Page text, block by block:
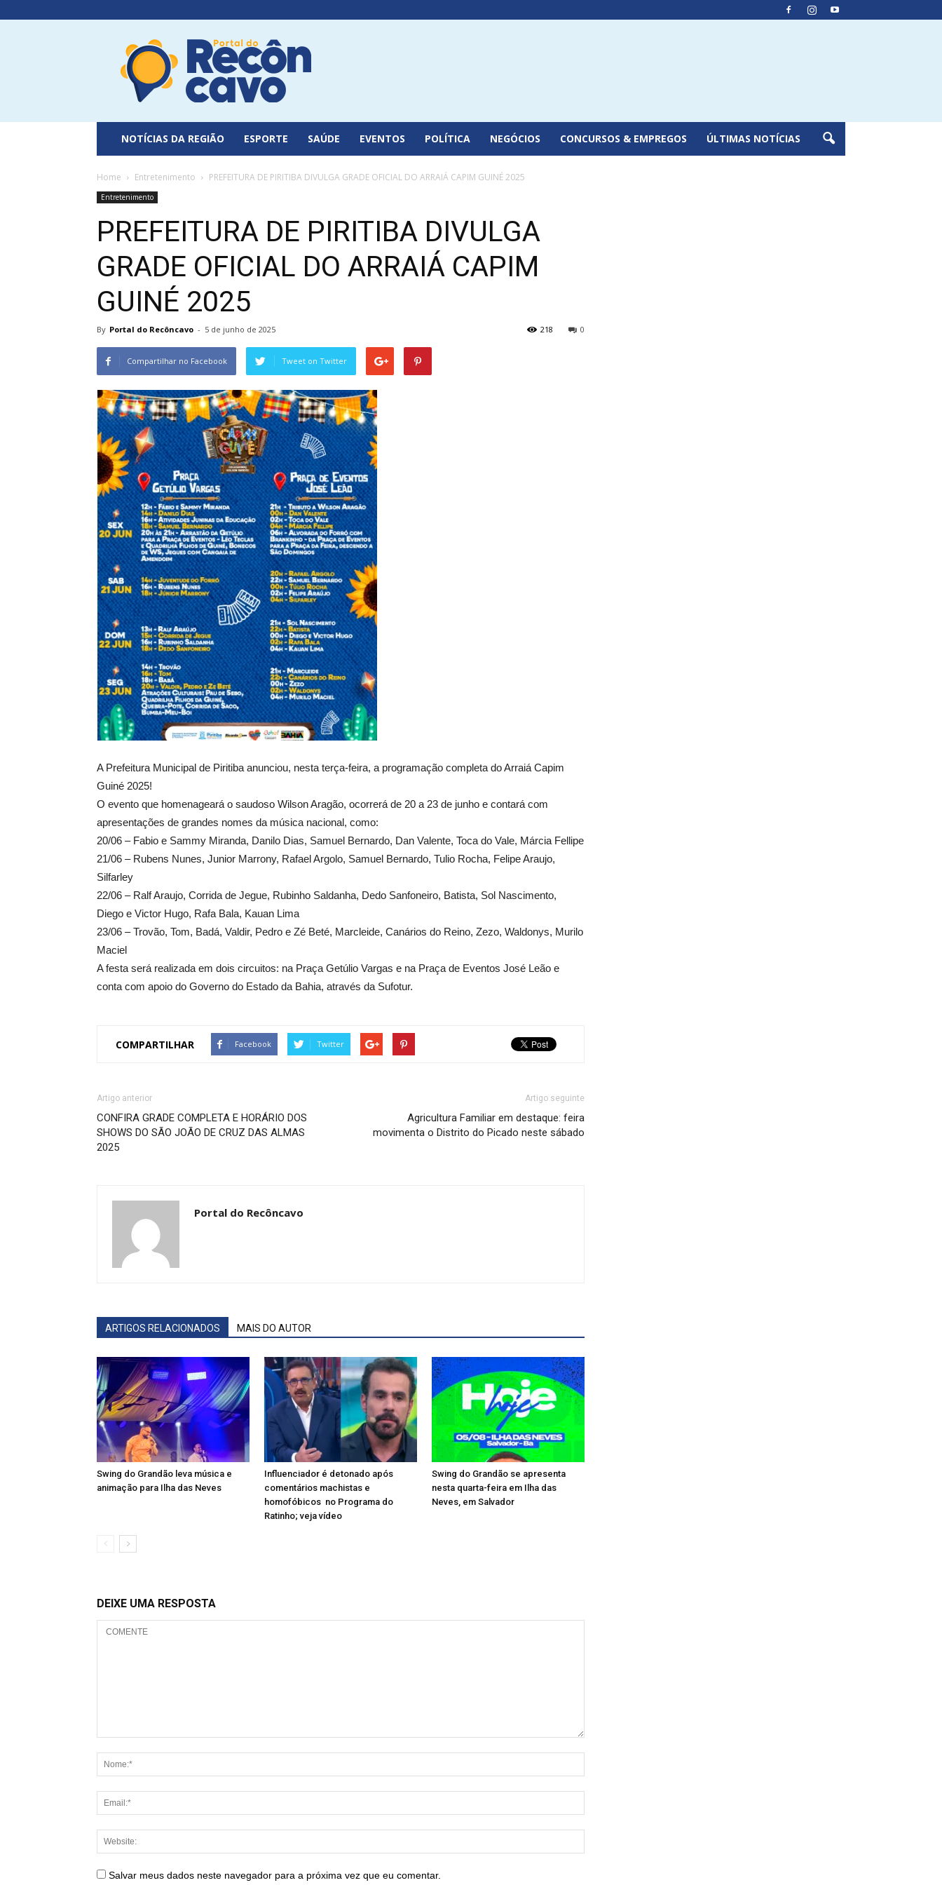
Portal
do
Recôncavo
NOTÍCIAS DA REGIÃO ESPORTE SAÚDE EVENTOS POLÍTICA NEGÓCIOS CONCURSOS & EMPREGOS ÚLTIMAS NOTÍCIAS
Home Entretenimento PREFEITURA DE PIRITIBA DIVULGA GRADE OFICIAL DO ARRAIÁ CAPIM GUINÉ 2025
Entretenimento
PREFEITURA DE PIRITIBA DIVULGA
GRADE OFICIAL DO ARRAIÁ CAPIM
GUINÉ 2025
By Portal do Recôncavo - 5 de junho de 2025 0
218
Compartilhar no Facebook Tweet on Twitter
A Prefeitura Municipal de Piritiba anunciou, nesta terça-feira, a programação completa do Arraiá Capim
Guiné 2025!
O evento que homenageará o saudoso Wilson Aragão, ocorrerá de 20 a 23 de junho e contará com
apresentações de grandes nomes da música nacional, como:
20/06 – Fabio e Sammy Miranda, Danilo Dias, Samuel Bernardo, Dan Valente, Toca do Vale, Márcia Fellipe
21/06 – Rubens Nunes, Junior Marrony, Rafael Argolo, Samuel Bernardo, Tulio Rocha, Felipe Araujo,
Silfarley
22/06 – Ralf Araujo, Corrida de Jegue, Rubinho Saldanha, Dedo Sanfoneiro, Batista, Sol Nascimento,
Diego e Victor Hugo, Rafa Bala, Kauan Lima
23/06 – Trovão, Tom, Badá, Valdir, Pedro e Zé Beté, Marcleide, Canários do Reino, Zezo, Waldonys, Murilo
Maciel
A festa será realizada em dois circuitos: na Praça Getúlio Vargas e na Praça de Eventos José Leão e
conta com apoio do Governo do Estado da Bahia, através da Sufotur.
COMPARTILHAR Facebook Twitter
Artigo anterior
CONFIRA GRADE COMPLETA E HORÁRIO DOS
SHOWS DO SÃO JOÃO DE CRUZ DAS ALMAS
2025
Artigo seguinte
Agricultura Familiar em destaque: feira
movimenta o Distrito do Picado neste sábado
Portal do Recôncavo
ARTIGOS RELACIONADOS MAIS DO AUTOR
Swing do Grandão leva música e
animação para Ilha das Neves
Influenciador é detonado após
comentários machistas e
homofóbicos no Programa do
Ratinho; veja vídeo
Swing do Grandão se apresenta
nesta quarta-feira em Ilha das
Neves, em Salvador
DEIXE UMA RESPOSTA
Salvar meus dados neste navegador para a próxima vez que eu comentar.